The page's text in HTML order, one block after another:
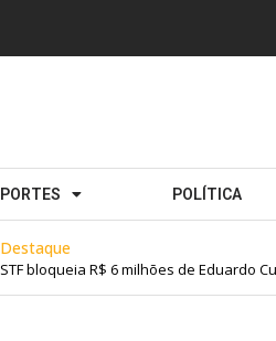
POLÍTICA
bloqueia R$ 6 milhões de Eduardo